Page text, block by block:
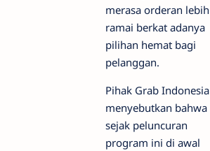
merasa orderan lebih
ramai berkat adanya
pilihan hemat bagi
pelanggan.
Pihak Grab Indonesia
menyebutkan bahwa
sejak peluncuran
program ini di awal